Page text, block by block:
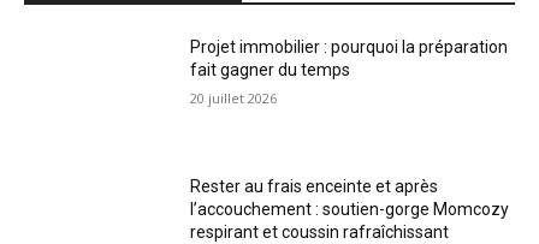
Projet immobilier : pourquoi la préparation
fait gagner du temps
20 juillet 2026
Rester au frais enceinte et après
l’accouchement : soutien-gorge Momcozy
respirant et coussin rafraîchissant